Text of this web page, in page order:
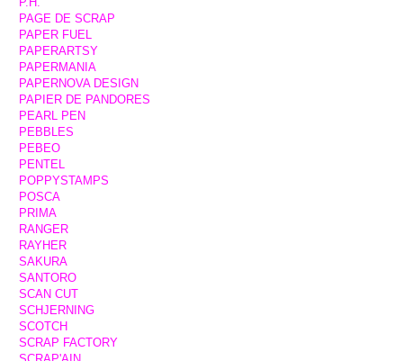
PAGE DE SCRAP
PAPER FUEL
PAPERARTSY
PAPERMANIA
PAPERNOVA DESIGN
PAPIER DE PANDORES
PEARL PEN
PEBBLES
PEBEO
PENTEL
POPPYSTAMPS
POSCA
PRIMA
RANGER
RAYHER
SAKURA
SANTORO
SCAN CUT
SCHJERNING
SCOTCH
SCRAP FACTORY